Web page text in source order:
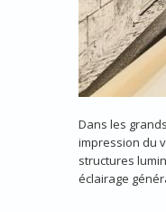
Dans les
impression du
structures
éclairage